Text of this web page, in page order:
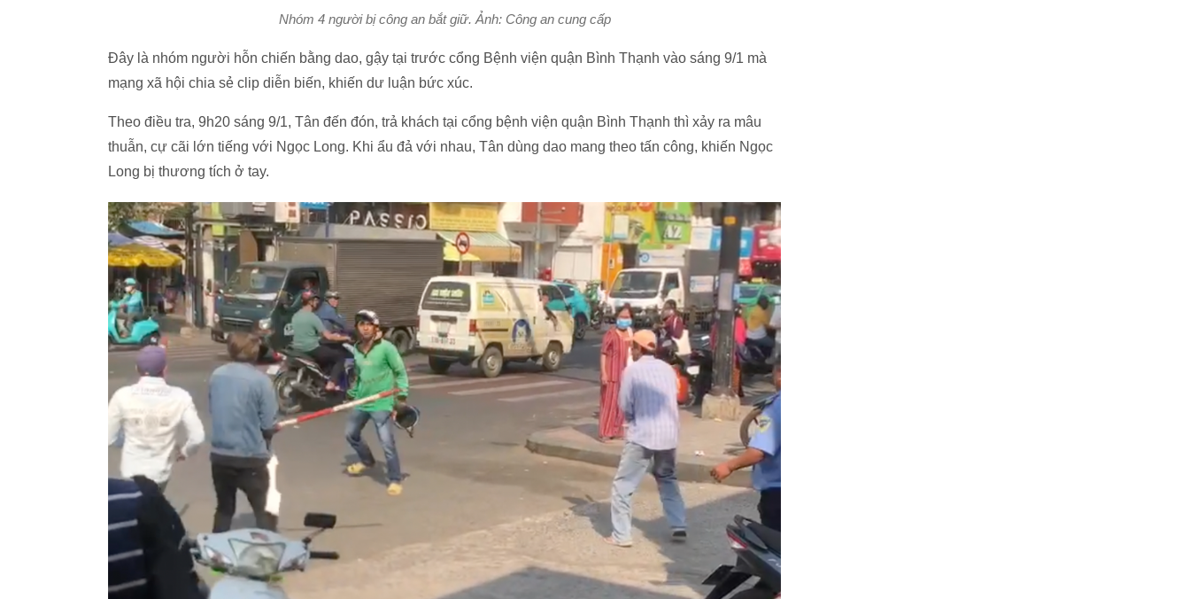
Nhóm 4 người bị công an bắt giữ. Ảnh: Công an cung cấp
Đây là nhóm người hỗn chiến bằng dao, gậy tại trước cổng Bệnh viện quận Bình Thạnh vào sáng 9/1 mà
mạng xã hội chia sẻ clip diễn biến, khiến dư luận bức xúc.
Theo điều tra, 9h20 sáng 9/1, Tân đến đón, trả khách tại cổng bệnh viện quận Bình Thạnh thì xảy ra mâu
thuẫn, cự cãi lớn tiếng với Ngọc Long. Khi ẩu đả với nhau, Tân dùng dao mang theo tấn công, khiến Ngọc
Long bị thương tích ở tay.